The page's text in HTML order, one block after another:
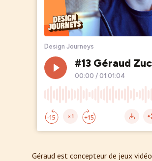
Géraud est concepteur de jeux vidéo